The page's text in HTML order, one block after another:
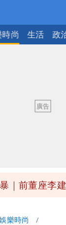
尚 生活 政
久看出睿智
家被踢爆在網
回應了
｜前董座李
樂時尚